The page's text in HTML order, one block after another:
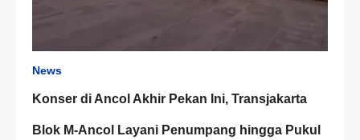
News
Konser di Ancol Akhir Pekan Ini, Transjakarta
Blok M-Ancol Layani Penumpang hingga Pukul